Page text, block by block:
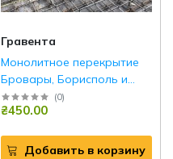
Гравента
Монолитное перекрытие
Бровары, Борисполь и
Киевский р-н
(0)
₴450.00
Добавить в корзину